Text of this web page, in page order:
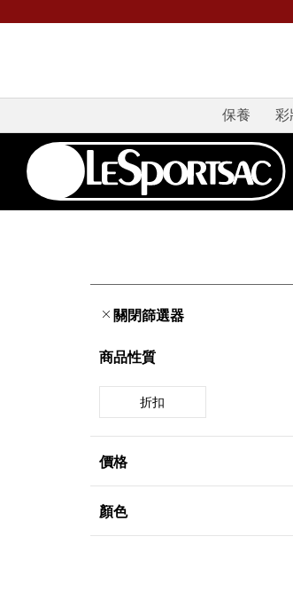
保養 彩
關閉篩選器
商品性質
折扣
價格
999元以下
顏色